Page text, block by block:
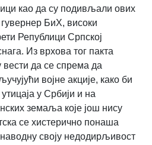
као да су подивљали ових
БиХ, високи
Републици Српској
Из врхова тог пакта
вести да се спрема да
војне акције, како би
у Србији и на
земаља које још нису
се хистерично понаша
своју недодирљивост